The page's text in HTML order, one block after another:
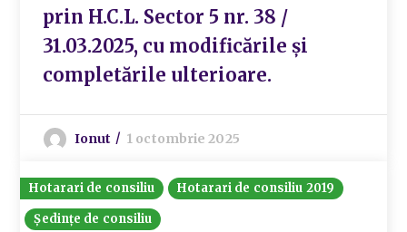
prin H.C.L. Sector 5 nr. 38 /
31.03.2025, cu modificările și
completările ulterioare.
Ionut 1 octombrie 2025
Hotarari de consiliu
Hotarari de consiliu 2019
Ședințe de consiliu